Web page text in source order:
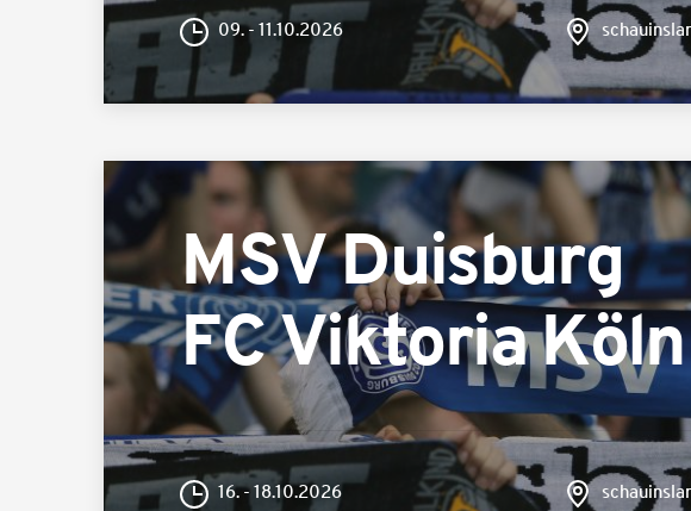
09. - 11.10.2026
MSV Duisburg
FC Viktoria Köln
16. - 18.10.2026